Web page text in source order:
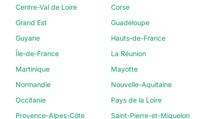
Centre-Val de Loire
Corse
Grand Est
Guadeloupe
Guyane
Hauts-de-France
Île-de-France
La Réunion
Martinique
Mayotte
Normandie
Nouvelle-Aquitaine
Occitanie
Pays de la Loire
Provence-Alpes-Côte
Saint-Pierre-et-Miquelon